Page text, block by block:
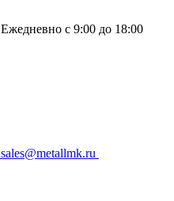
Ежедневно с 9:00 до 18:00
sales@metallmk.ru